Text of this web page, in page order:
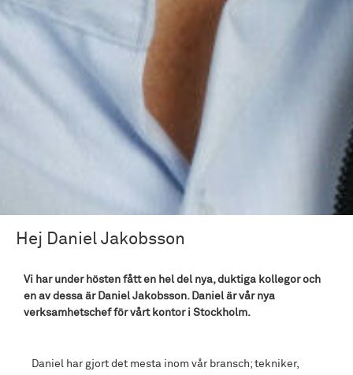
Hej Daniel Jakobsson
Vi har under hösten fått en hel del nya, duktiga kollegor och
en av dessa är Daniel Jakobsson. Daniel är vår nya
verksamhetschef för vårt kontor i Stockholm.
Daniel har gjort det mesta inom vår bransch; tekniker,